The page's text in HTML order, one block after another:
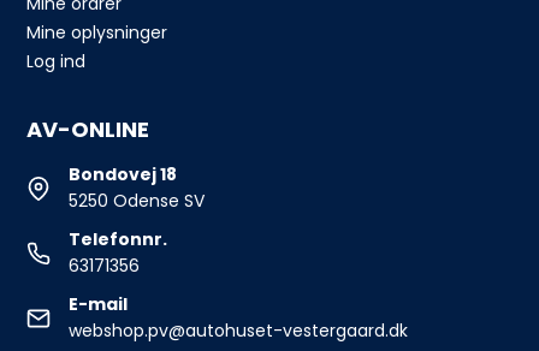
Mine oplysninger
Log ind
AV-ONLINE
Bondovej 18
5250 Odense SV
Telefonnr.
63171356
E-mail
webshop.pv@autohuset-vestergaard.dk